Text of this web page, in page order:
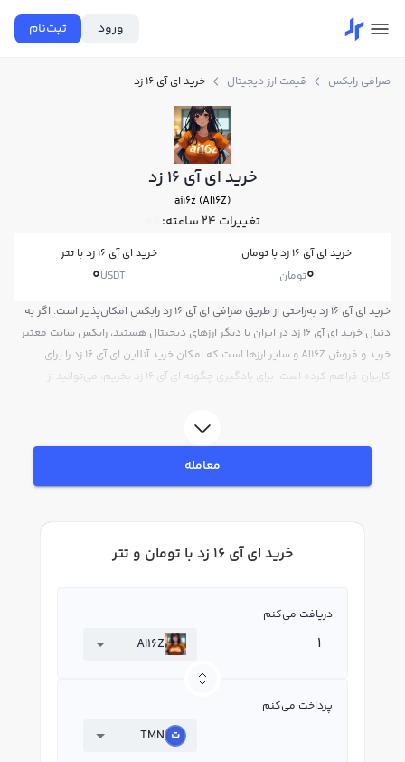
ورود ثبت‌نام
صرافی رابکس قیمت ارز دیجیتال خرید ای آی 16 زد
خرید ای آی 16 زد
ai16z (AI16Z)
تغییرات ۲۴ ساعته: 0%
خرید ای آی 16 زد با تومان
0تومان
خرید ای آی 16 زد با تتر
0USDT
خرید ای آی 16 زد به‌راحتی از طریق صرافی ای آی 16 زد رابکس امکان‌پذیر است. اگر به
دنبال خرید ای آی 16 زد در ایران یا دیگر ارزهای دیجیتال هستید، رابکس سایت معتبر
خرید و فروش AI16Z و سایر ارزها است که امکان خرید آنلاین ای آی 16 زد را برای
کاربران فراهم کرده است. برای یادگیری چگونه ای آی 16 زد بخریم، می‌توانید از
فروش ای آی 16 زد AI16Z بپردازید. در بازار رابکس، قیمت لحظه‌ای، نمودار و امکانات
فروش ای آی 16 زد نیز در دسترس شما قرار دارد تا بتوانید تصمیمات بهتری در
معامله
خرید ای آی 16 زد با تومان و تتر
دریافت می‌کنم
AI16Z
پرداخت می‌کنم
TMN